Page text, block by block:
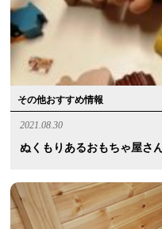
その他おすすめ情報
2021.08.30
ぬくもりあるおもちゃ屋さ